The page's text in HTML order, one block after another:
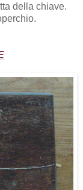
della chiave.